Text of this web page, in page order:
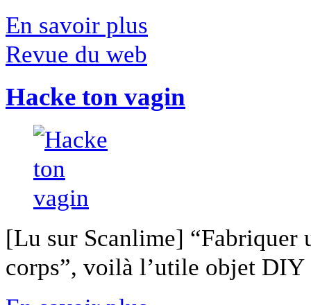
En savoir plus
Revue du web
Hacke ton vagin
[Lu sur Scanlime] “Fabriquer
corps”, voilà l’utile objet